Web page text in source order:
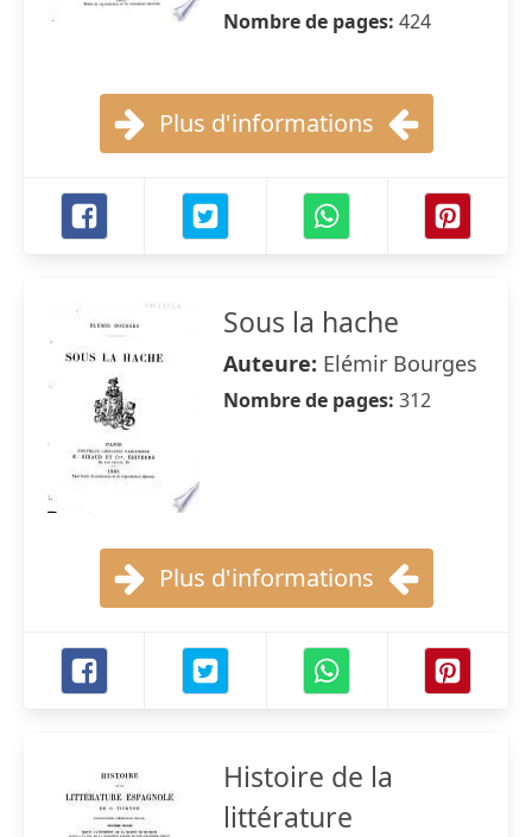
Nombre de pages: 424
Plus d'informations
Sous la hache
Auteure: Elémir Bourges
Nombre de pages: 312
Plus d'informations
Histoire de la
littérature